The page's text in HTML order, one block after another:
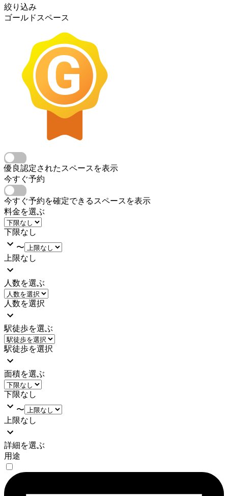
絞り込み
ゴールドスペース
優良認定されたスペースを表示
今すぐ予約
今すぐ予約を確定できるスペースを表示
料金を選ぶ
下限なし
〜
上限なし
人数を選ぶ
人数を選択
駅徒歩を選ぶ
駅徒歩を選択
面積を選ぶ
下限なし
〜
上限なし
詳細を選ぶ
用途